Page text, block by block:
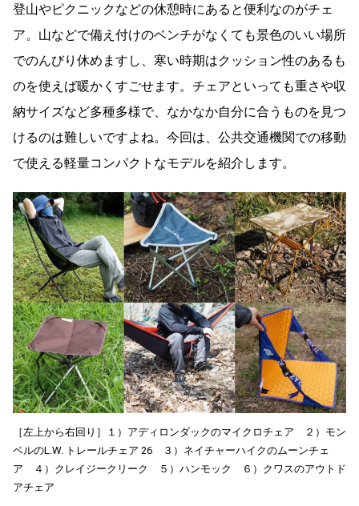
登山やピクニックなどの休憩時にあると便利なのがチェ
ア。山などで備え付けのベンチがなくても景色のいい場所
でのんびり休めますし、寒い時期はクッション性のあるも
のを使えば暖かくすごせます。チェアといっても重さや収
納サイズなど多種多様で、なかなか自分に合うものを見つ
けるのは難しいですよね。今回は、公共交通機関での移動
で使える軽量コンパクトなモデルを紹介します。
［左上から右回り］１）アディロンダックのマイクロチェア ２）モン
ベルのL.W. トレールチェア 26 ３）ネイチャーハイクのムーンチェ
ア ４）クレイジークリーク ５）ハンモック ６）クワスのアウトド
アチェア